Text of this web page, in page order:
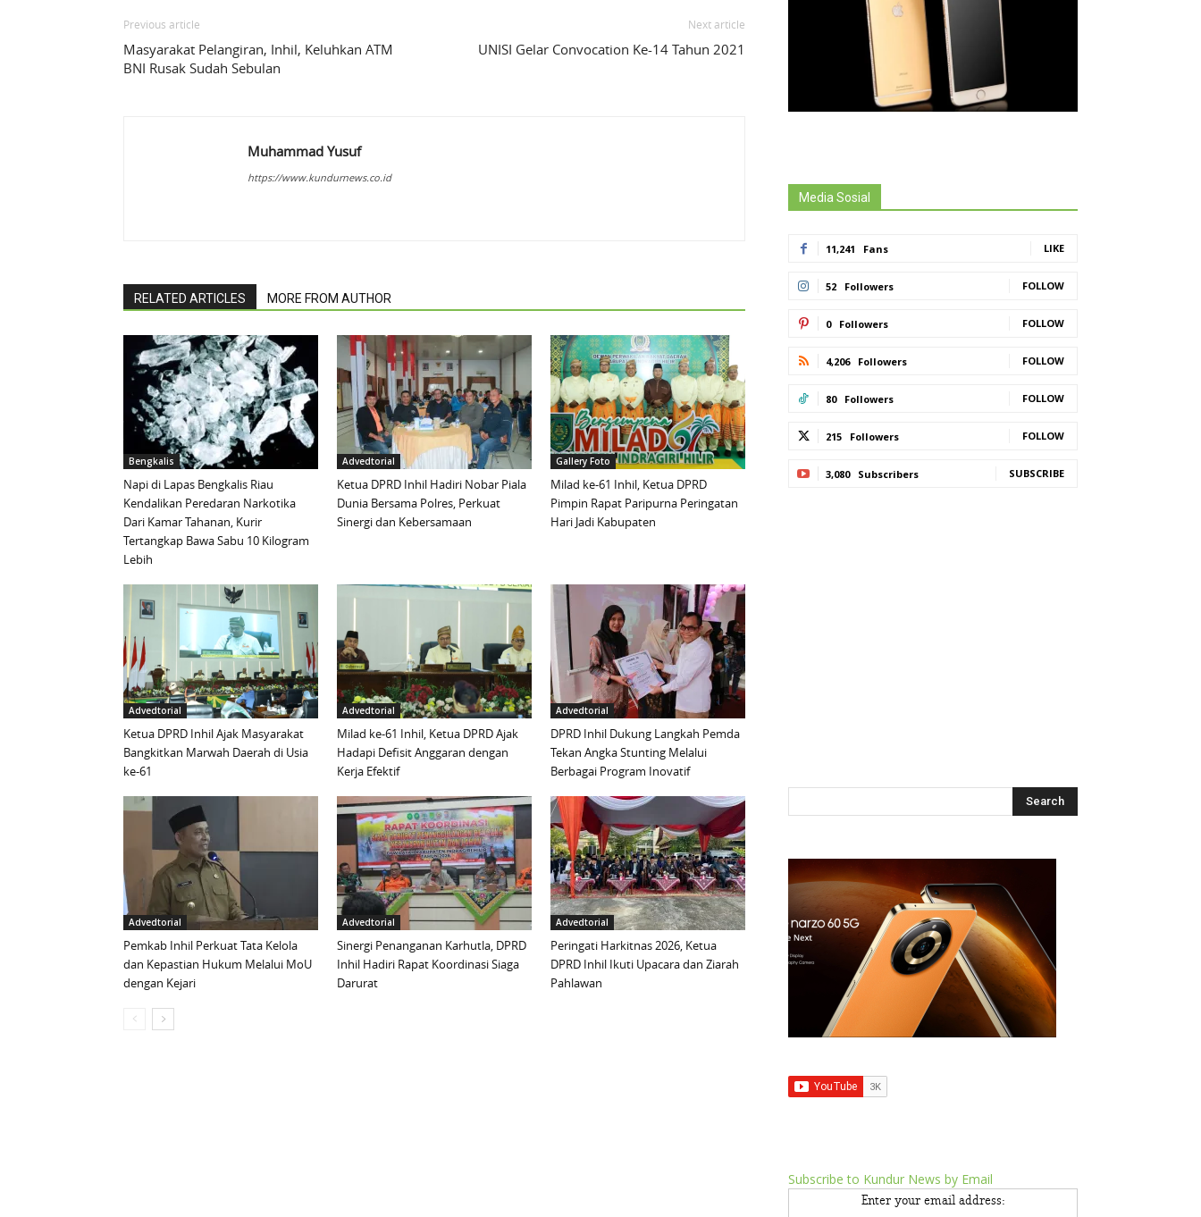
Previous article
Masyarakat Pelangiran, Inhil, Keluhkan ATM
BNI Rusak Sudah Sebulan
Next article
UNISI Gelar Convocation Ke-14 Tahun 2021
Muhammad Yusuf
https://www.kundurnews.co.id
RELATED ARTICLES MORE FROM AUTHOR
Bengkalis
Napi di Lapas Bengkalis Riau
Kendalikan Peredaran Narkotika
Dari Kamar Tahanan, Kurir
Tertangkap Bawa Sabu 10 Kilogram
Lebih
Advedtorial
Ketua DPRD Inhil Hadiri Nobar Piala
Dunia Bersama Polres, Perkuat
Sinergi dan Kebersamaan
Gallery Foto
Milad ke-61 Inhil, Ketua DPRD
Pimpin Rapat Paripurna Peringatan
Hari Jadi Kabupaten
Advedtorial
Ketua DPRD Inhil Ajak Masyarakat
Bangkitkan Marwah Daerah di Usia
ke-61
Advedtorial
Milad ke-61 Inhil, Ketua DPRD Ajak
Hadapi Defisit Anggaran dengan
Kerja Efektif
Advedtorial
DPRD Inhil Dukung Langkah Pemda
Tekan Angka Stunting Melalui
Berbagai Program Inovatif
Advedtorial
Pemkab Inhil Perkuat Tata Kelola
dan Kepastian Hukum Melalui MoU
dengan Kejari
Advedtorial
Sinergi Penanganan Karhutla, DPRD
Inhil Hadiri Rapat Koordinasi Siaga
Darurat
Advedtorial
Peringati Harkitnas 2026, Ketua
DPRD Inhil Ikuti Upacara dan Ziarah
Pahlawan
Media Sosial
11,241 Fans LIKE
52 Followers FOLLOW
0 Followers FOLLOW
4,206 Followers FOLLOW
80 Followers FOLLOW
215 Followers FOLLOW
3,080 Subscribers SUBSCRIBE
Subscribe to Kundur News by Email
Enter your email address: